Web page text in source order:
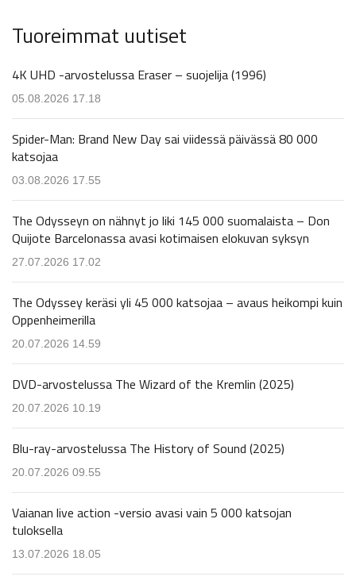
Tuoreimmat uutiset
4K UHD -arvostelussa Eraser – suojelija (1996)
05.08.2026 17.18
Spider-Man: Brand New Day sai viidessä päivässä 80 000
katsojaa
03.08.2026 17.55
The Odysseyn on nähnyt jo liki 145 000 suomalaista – Don
Quijote Barcelonassa avasi kotimaisen elokuvan syksyn
27.07.2026 17.02
The Odyssey keräsi yli 45 000 katsojaa – avaus heikompi kuin
Oppenheimerilla
20.07.2026 14.59
DVD-arvostelussa The Wizard of the Kremlin (2025)
20.07.2026 10.19
Blu-ray-arvostelussa The History of Sound (2025)
20.07.2026 09.55
Vaianan live action -versio avasi vain 5 000 katsojan
tuloksella
13.07.2026 18.05